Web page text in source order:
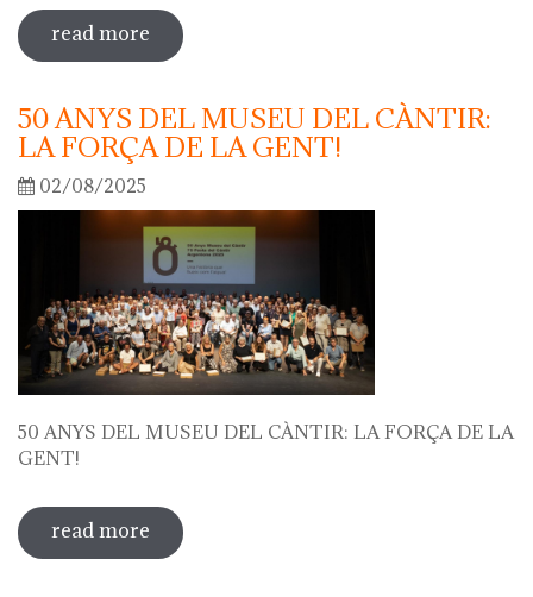
read more sobre 75th "festa del càntir"
50 ANYS DEL MUSEU DEL CÀNTIR:
LA FORÇA DE LA GENT!
02/08/2025
50 ANYS DEL MUSEU DEL CÀNTIR: LA FORÇA DE LA
GENT!
read more sobre 50 anys del museu del càntir: la
força de la gent!